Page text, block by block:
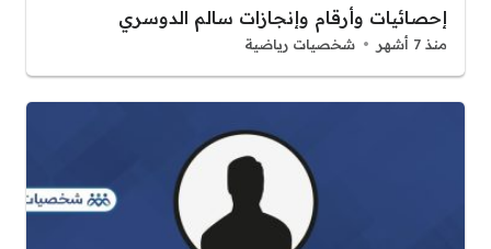
إحصائيات وأرقام وإنجازات سالم الدوسري
منذ 7 أشهر شخصيات رياضية